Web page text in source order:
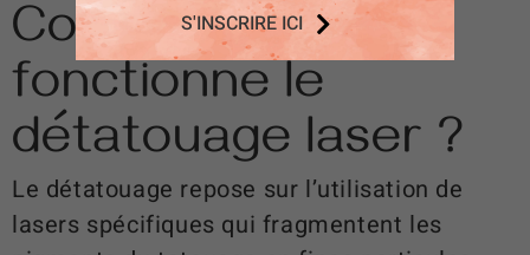
Comment
fonctionne le
détatouage laser ?
Le détatouage repose sur l’utilisation de
lasers spécifiques qui fragmentent les
S'INSCRIRE ICI